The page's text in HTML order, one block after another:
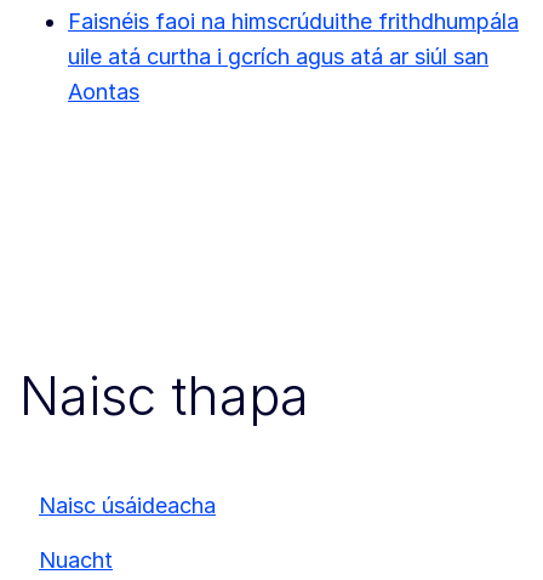
Faisnéis faoi na himscrúduithe frithdhumpála
uile atá curtha i gcrích agus atá ar siúl san
Aontas
Naisc thapa
Naisc úsáideacha
Nuacht